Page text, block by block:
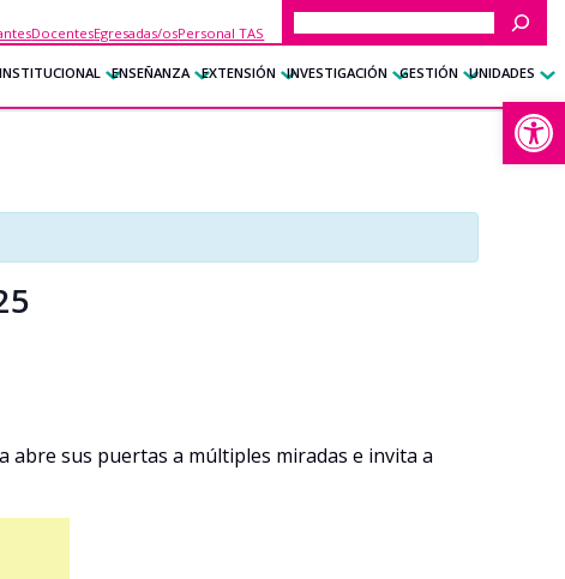
DocentesEgresadas/osPersonal TAS
Buscar
INSTITUCIONAL ENSEÑANZA EXTENSIÓN INVESTIGACIÓN GESTIÓN UNIDADES
abre sus puertas a múltiples miradas e invita a